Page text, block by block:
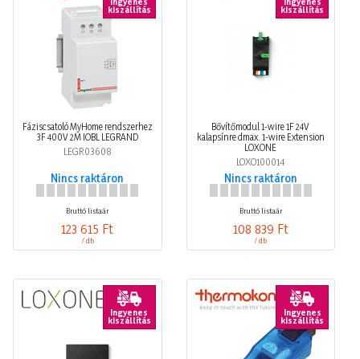
kiszállítás
Fáziscsatoló MyHome rendszerhez
3F 400V 2M IOBL LEGRAND
LEGR03608
Nincs raktáron
Bruttó listaár
123 615 Ft
/ db
kiszállítás
Bővítőmodul 1-wire 1F 24V
kalapsínre dmax. 1-wire Extension
LOXONE
LOXO100014
Nincs raktáron
Bruttó listaár
108 839 Ft
/ db
Ingyenes
kiszállítás
Ingyenes
kiszállítás